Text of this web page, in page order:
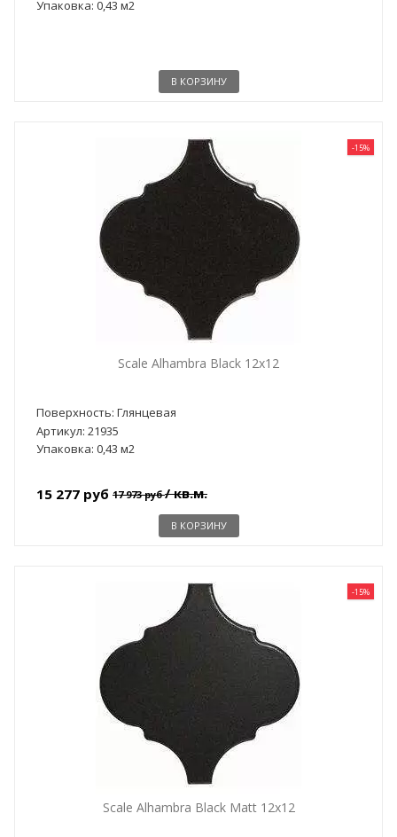
Упаковка: 0,43 м2
В КОРЗИНУ
-15%
Scale Alhambra Black 12x12
Поверхность: Глянцевая
Артикул: 21935
Упаковка: 0,43 м2
15 277 руб 17 973 руб/ кв.м.
В КОРЗИНУ
-15%
Scale Alhambra Black Matt 12x12